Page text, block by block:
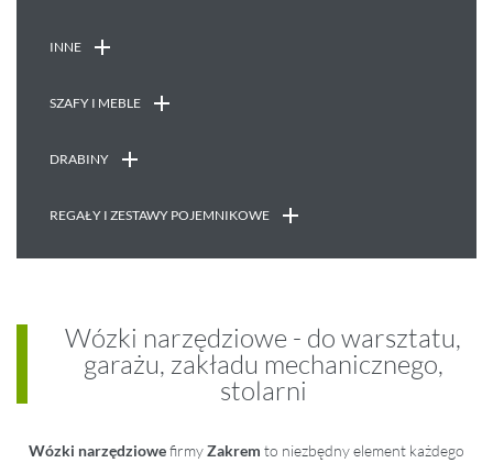
INNE
SZAFY I MEBLE
DRABINY
REGAŁY I ZESTAWY POJEMNIKOWE
Wózki narzędziowe - do warsztatu,
garażu, zakładu mechanicznego,
stolarni
Wózki narzędziowefirmyZakrem to niezbędny element każdego